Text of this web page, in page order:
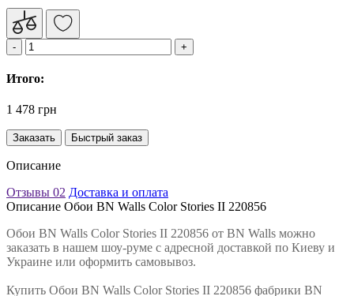
Итого:
1 478 грн
Заказать Быстрый заказ
Описание
Отзывы 02 Доставка и оплата
Описание Обои BN Walls Color Stories II 220856
Обои BN Walls Color Stories II 220856 от BN Walls можно
заказать в нашем шоу-руме с адресной доставкой по Киеву и
Украине или оформить самовывоз.
Купить Обои BN Walls Color Stories II 220856 фабрики BN